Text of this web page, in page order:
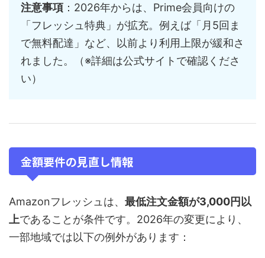
注意事項 ：2026年からは、Prime会員向けの
「フレッシュ特典」が拡充。例えば「月5回ま
で無料配達」など、以前より利用上限が緩和さ
れました。（※詳細は公式サイトで確認くださ
い）
金額要件の見直し情報
Amazonフレッシュは、 最低注文金額が3,000円以
上であることが条件です。2026年の変更により、
一部地域では以下の例外があります：